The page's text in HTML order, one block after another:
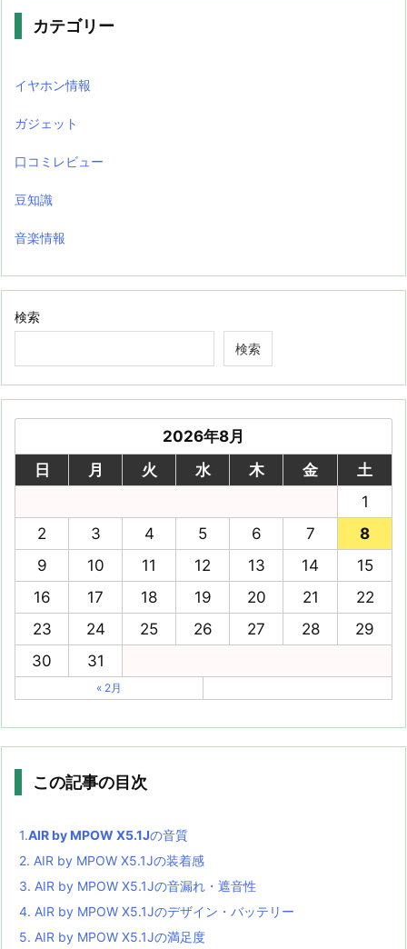
カテゴリー
イヤホン情報
ガジェット
口コミレビュー
豆知識
音楽情報
検索
検索
2026年8月
日
月 火 水 木 金
土
1
2
3 4 5 6 7
8
9
10 11 12 13 14
15
16
17 18 19 20 21
22
23
24 25 26 27 28
29
30
31
« 2月
この記事の目次
1.AIR by MPOW X5.1Jの音質
2. AIR by MPOW X5.1Jの装着感
3. AIR by MPOW X5.1Jの音漏れ・遮音性
4. AIR by MPOW X5.1Jのデザイン・バッテリー
5. AIR by MPOW X5.1Jの満足度